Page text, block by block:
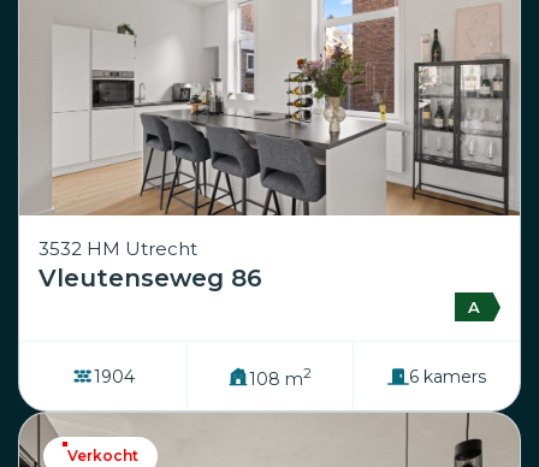
3532 HM Utrecht
Vleutenseweg 86
A
1904 108 m2 6 kamers
Verkocht